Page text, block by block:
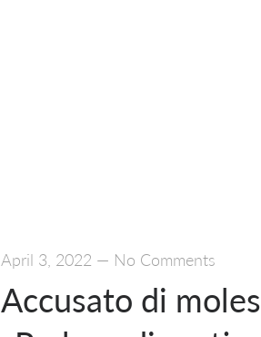
April 3, 2022 — No Comments
Accusato di